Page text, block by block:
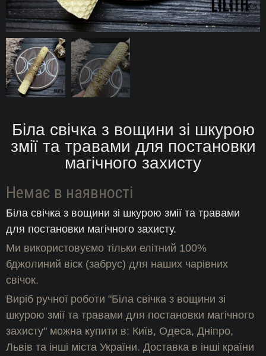
Біла свічка з вощини зі шкурою
змії та травами для постановки
магічного захисту
Немає в наявності
Біла свічка з вощини зі шкурою змії та травами
для постановки магічного захисту.
Ми використовуємо тільки елітний 100%
бджолиний віск (забрус) для наших чарівних
свічок.
Виріб ручної роботи "Біла свічка з вощини зі
шкурою змії та травами для постановки магічного
захисту" можна купити в: Київ, Одеса, Дніпро,
Львів та інші міста України. Доставка в інші країни